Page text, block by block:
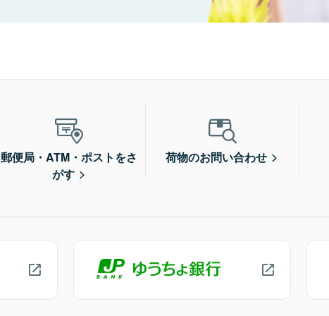
郵便局・ATM・ポストをさ
がす
荷物のお問い合わせ